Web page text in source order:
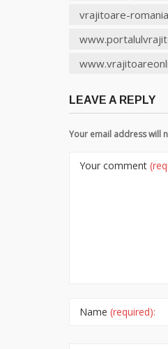
vrajitoare-
LEAVE A REPLY
Your email address will
Your comment
Name (required):